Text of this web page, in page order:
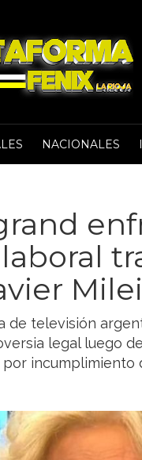
NACIONALES
Milei
de televisión
legal luego
por